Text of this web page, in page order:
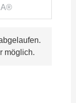
möglich.